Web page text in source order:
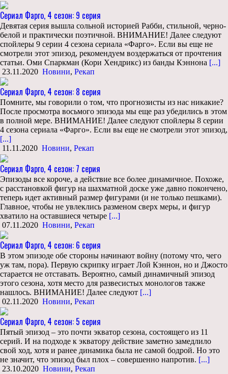
Сериал Фарго, 4 сезон: 9 серия
Девятая серия вышла сольной историей Рабби, стильной, черно-
белой и практически поэтичной. ВНИМАНИЕ! Далее следуют
спойлеры 9 серии 4 сезона сериала «Фарго». Если вы еще не
смотрели этот эпизод, рекомендуем воздержаться от прочтения
статьи. Оми Спаркман (Кори Хендрикс) из банды Кэннона [...]
23.11.2020 Новини, Рекап
Сериал Фарго, 4 сезон: 8 серия
Помните, мы говорили о том, что прогнозисты из нас никакие?
После просмотра восьмого эпизода мы еще раз убедились в этом
в полной мере. ВНИМАНИЕ! Далее следуют спойлеры 8 серии
4 сезона сериала «Фарго». Если вы еще не смотрели этот эпизод,
[...]
11.11.2020 Новини, Рекап
Сериал Фарго, 4 сезон: 7 серия
Эпизоды все короче, а действие все более динамичное. Похоже,
с расстановкой фигур на шахматной доске уже давно покончено,
теперь идет активный размер фигурами (и не только пешками).
Главное, чтобы не увлеклись разменом сверх меры, и фигур
хватило на оставшиеся четыре [...]
07.11.2020 Новини, Рекап
Сериал Фарго, 4 сезон: 6 серия
В этом эпизоде обе стороны начинают войну (потому что, чего
уж там, пора). Первую скрипку играет Лой Кэннон, но и Джосто
старается не отставать. Вероятно, самый динамичный эпизод
этого сезона, хотя место для развесистых монологов также
нашлось. ВНИМАНИЕ! Далее следуют [...]
02.11.2020 Новини, Рекап
Сериал Фарго, 4 сезон: 5 серия
Пятый эпизод – это почти экватор сезона, состоящего из 11
серий. И на подходе к экватору действие заметно замедлило
свой ход, хотя и ранее динамика была не самой бодрой. Но это
не значит, что эпизод был плох – совершенно напротив. [...]
23.10.2020 Новини, Рекап